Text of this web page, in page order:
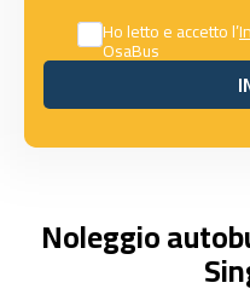
Ho letto e accetto l’
OsaBus
Noleggio